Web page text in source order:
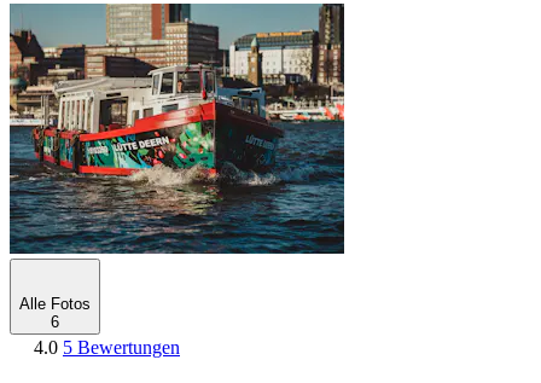
Alle Fotos
6
4.0 5 Bewertungen